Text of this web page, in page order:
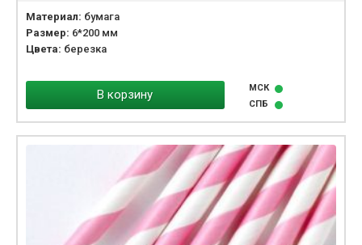
Материал: бумага
Размер: 6*200 мм
Цвета: березка
В корзину
МСК
СПБ